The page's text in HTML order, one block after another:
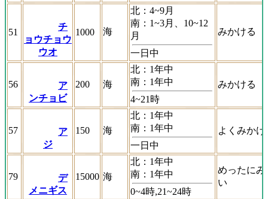
51
チ
ョウチョウ
ウオ
1000 海
北：4~9月
南：1~3月、10~12
月
一日中
みかける
56
ア
ンチョビ
200 海
北：1年中
南：1年中
4~21時
みかける
57
ア
ジ
150 海
北：1年中
南：1年中
一日中
よくみかけ
79
デ
メニギス
15000 海
北：1年中
南：1年中
0~4時,21~24時
めったにみ
い